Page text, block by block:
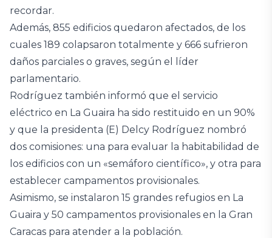
recordar.
Además, 855 edificios quedaron afectados, de los
cuales 189 colapsaron totalmente y 666 sufrieron
daños parciales o graves, según el líder
parlamentario.
Rodríguez también informó que el servicio
eléctrico en La Guaira ha sido restituido en un 90%
y que la presidenta (E) Delcy Rodríguez nombró
dos comisiones: una para evaluar la habitabilidad de
los edificios con un «semáforo científico», y otra para
establecer campamentos provisionales.
Asimismo, se instalaron 15 grandes refugios en La
Guaira y 50 campamentos provisionales en la Gran
Caracas para atender a la población.